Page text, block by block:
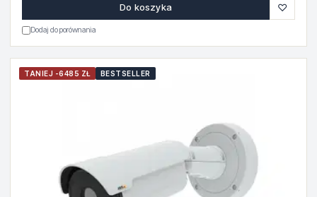
Do koszyka ♡
Dodaj do porównania
TANIEJ -6485 ZŁ BESTSELLER